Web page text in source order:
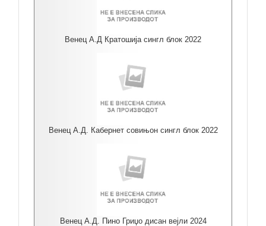
Венец А.Д Кратошија сингл блок 2022
Венец А.Д. Кабернет совињон сингл блок 2022
Венец А.Д. Пино Гриџо дисан вејли 2024